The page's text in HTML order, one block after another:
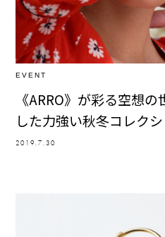
EVENT
《ARRO》が彩る空想
した力強い秋冬コレク
2019.7.30